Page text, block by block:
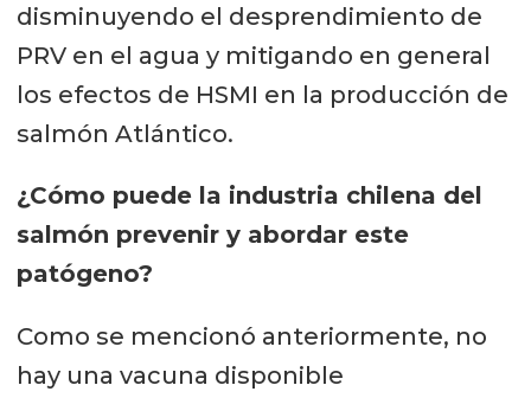
disminuyendo el desprendimiento de
PRV en el agua y mitigando en general
los efectos de HSMI en la producción de
salmón Atlántico.
¿Cómo puede la industria chilena del
salmón prevenir y abordar este
patógeno?
Como se mencionó anteriormente, no
hay una vacuna disponible